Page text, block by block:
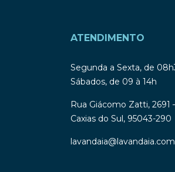
ATENDIMENTO
Segunda a Sexta, de
Sábados, de 09 à 14h
Rua Giácomo Zatti, 2691
Caxias do Sul, 95043-290